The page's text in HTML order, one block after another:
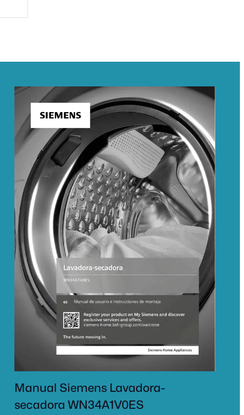
Manual Siemens Lavadora-
secadora WN34A1V0ES